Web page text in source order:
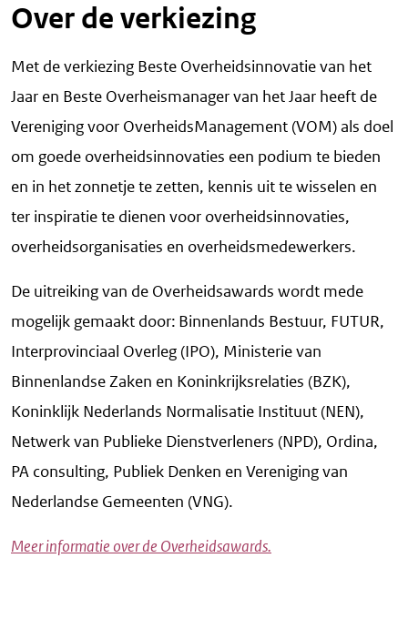
Over de verkiezing
Met de verkiezing Beste Overheidsinnovatie van het
Jaar en Beste Overheismanager van het Jaar heeft de
Vereniging voor OverheidsManagement (VOM) als doel
om goede overheidsinnovaties een podium te bieden
en in het zonnetje te zetten, kennis uit te wisselen en
ter inspiratie te dienen voor overheidsinnovaties,
overheidsorganisaties en overheidsmedewerkers.
De uitreiking van de Overheidsawards wordt mede
mogelijk gemaakt door: Binnenlands Bestuur, FUTUR,
Interprovinciaal Overleg (IPO), Ministerie van
Binnenlandse Zaken en Koninkrijksrelaties (BZK),
Koninklijk Nederlands Normalisatie Instituut (NEN),
Netwerk van Publieke Dienstverleners (NPD), Ordina,
PA consulting, Publiek Denken en Vereniging van
Nederlandse Gemeenten (VNG).
Meer informatie over de Overheidsawards.